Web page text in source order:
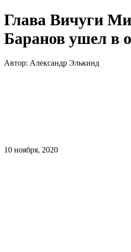
Глава Вичуги
Баранов ушел в
Автор: Александр Элькинд
10 ноября, 2020